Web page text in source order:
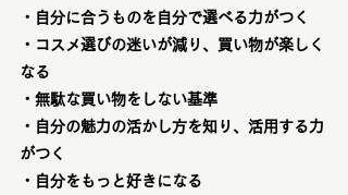
・自分に合うものを自分で選べる力がつく
・コスメ選びの迷いが減り、買い物が楽しく
なる
・無駄な買い物をしない基準
・自分の魅力の活かし方を知り、活用する力
がつく
・自分をもっと好きになる